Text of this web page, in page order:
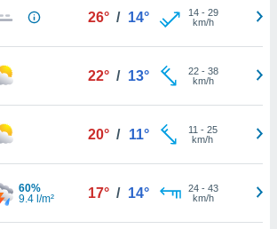
26° / 14° 14- 29
km/h
22° / 13° 22- 38
km/h
20° / 11° 11 - 25
km/h
60%
9.4 l/m²
17° / 14° 24- 43
km/h